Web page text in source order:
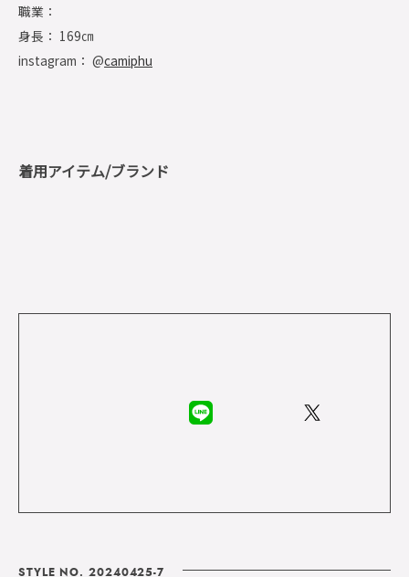
職業：
身長： 169㎝
instagram： @camiphu
着用アイテム/ブランド
STYLE NO. 20240425-7